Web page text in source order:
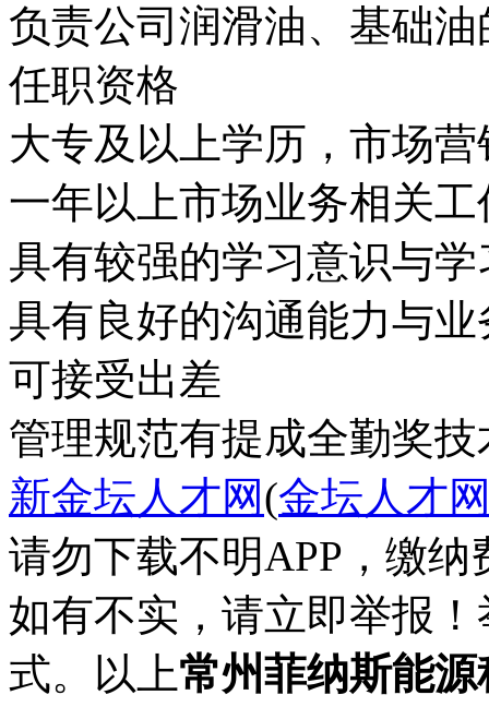
负责公司润滑油、基础
任职资格
大专及以上学历，市场
一年以上市场业务相关工
具有较强的学习意识与学
具有良好的沟通能力与
可接受出差
管理规范有提成全勤奖技
新金坛人才网(金坛人才
请勿下载不明APP，缴
如有不实，请立即举报
式。以上常州菲纳斯能